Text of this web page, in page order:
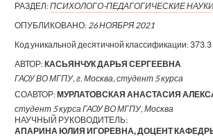
РАЗДЕЛ:ПСИХОЛОГО-ПЕДАГОГИЧЕСКИЕ
ОПУБЛИКОВАНО: 26 НОЯБРЯ 2021
Код уникальной десятичной классификации: 373.3
АВТОР:КАСЬЯНЧУК ДАРЬЯ СЕРГЕЕВНА
ГАОУ ВО МГПУ, г. Москва, студент 5 курса
СОАВТОР:МУРЛАТОВСКАЯ АНАСТАСИЯ
студент 5 курса ГАОУ ВО МГПУ, Москва
НАУЧНЫЙ РУКОВОДИТЕЛЬ:
АПАРИНА ЮЛИЯ ИГОРЕВНА, ДОЦЕНТ